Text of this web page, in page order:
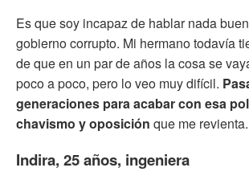
Es que soy incapaz de hablar nada
gobierno corrupto. Mi hermano todavía
de que en un par de años la cosa se
poco a poco, pero lo veo muy difícil.
generaciones para acabar con esa
chavismo y oposición que me revienta.
Indira, 25 años, ingeniera